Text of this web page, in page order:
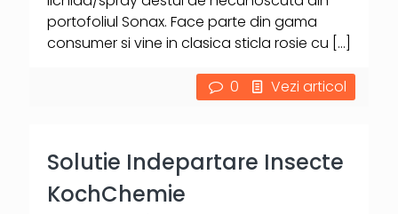
portofoliul Sonax. Face parte din gama
consumer si vine in clasica sticla rosie cu […]
0 Vezi articol
Solutie Indepartare Insecte
KochChemie